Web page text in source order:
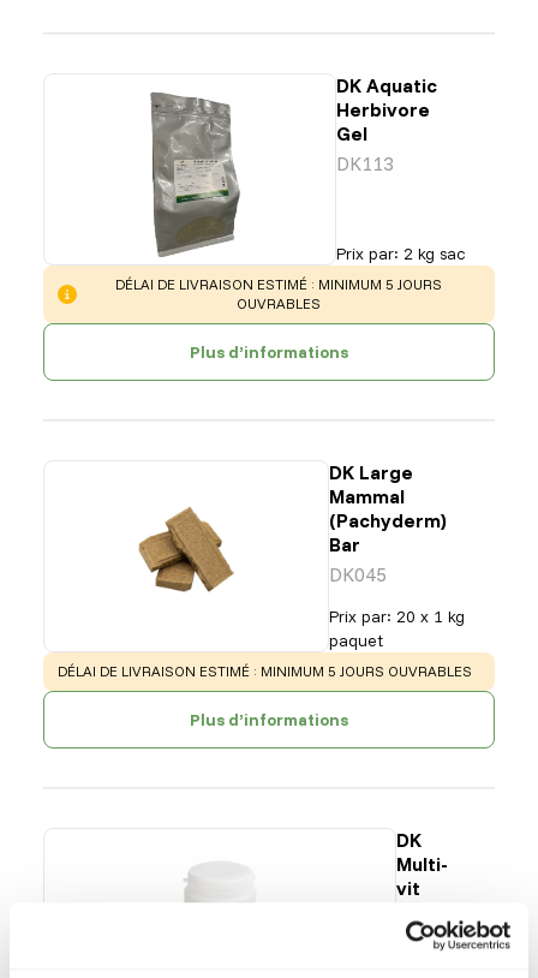
DK Aquatic
Herbivore
Gel
DK113
Prix par: 2 kg sac
WARNING:
DÉLAI DE LIVRAISON ESTIMÉ : MINIMUM 5 JOURS
OUVRABLES
Plus d’informations
DK Large
Mammal
(Pachyderm)
Bar
DK045
Prix par: 20 x 1 kg
paquet
WARNING
DÉLAI DE LIVRAISON ESTIMÉ : MINIMUM 5 JOURS OUVRABLES
Plus d’informations
DK
Multi-
vit
DK002